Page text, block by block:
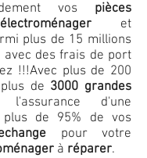
vos pièces
et
plus de 15 millions
avec des frais de port
!!!Avec plus de 200
de 3000 grandes
d'une
plus de 95% de vos
pour votre
à réparer.